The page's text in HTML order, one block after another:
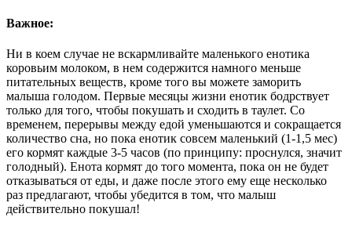
Важное:
Ни в коем случае не вскармливайте маленького енотика
коровьим молоком, в нем содержится намного меньше
питательных веществ, кроме того вы можете заморить
малыша голодом. Первые месяцы жизни енотик бодрствует
только для того, чтобы покушать и сходить в таулет. Со
временем, перерывы между едой уменьшаются и сокращается
количество сна, но пока енотик совсем маленький (1-1,5 мес)
его кормят каждые 3-5 часов (по принципу: проснулся, значит
голодный). Енота кормят до того момента, пока он не будет
отказываться от еды, и даже после этого ему еще несколько
раз предлагают, чтобы убедится в том, что малыш
действительно покушал!